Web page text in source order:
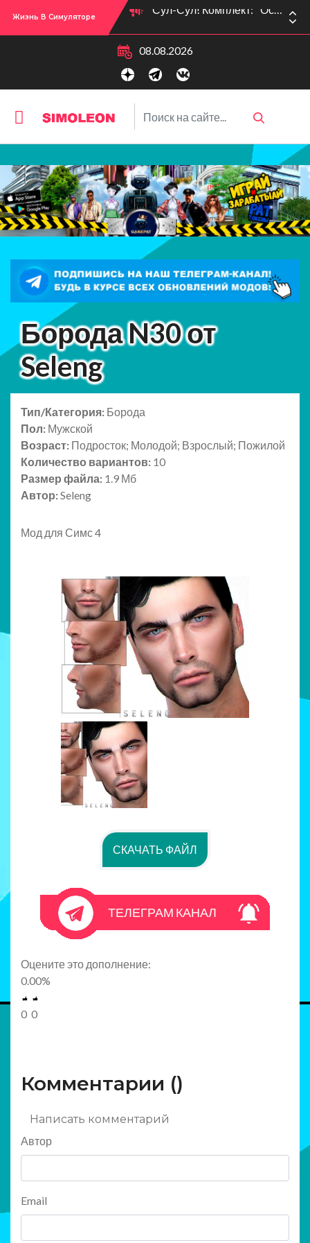
Жизнь В Симуляторе
Сул-Сул! Вышло новое обновлении версии игры: 1.119.96.1030 (ПК)! 1.119.96.1230 (Mac)! 2.22 (ИП)!
08.08.2026
Борода N30 от
Seleng
Тип/Категория: Борода
Пол: Мужской
Возраст: Подросток; Молодой; Взрослый; Пожилой
Количество вариантов: 10
Размер файла: 1.9 Мб
Автор:Seleng
Мод для Симс 4
СКАЧАТЬ ФАЙЛ
ТЕЛЕГРАМ КАНАЛ
Оцените это дополнение:
0.00%
0 0
Комментарии ()
Написать комментарий
Автор
Email